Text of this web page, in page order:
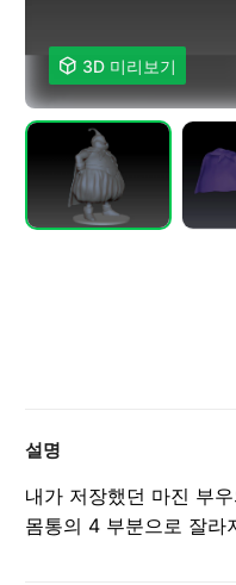
 3D 미리보기
설명
내가 저장했던 마진 부
몸통의 4 부분으로 잘라